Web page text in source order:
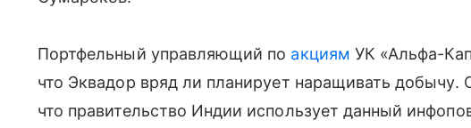
Портфельный управляющий по акциям УК «Альфа-
что Эквадор вряд ли планирует наращивать добычу.
что правительство Индии использует данный